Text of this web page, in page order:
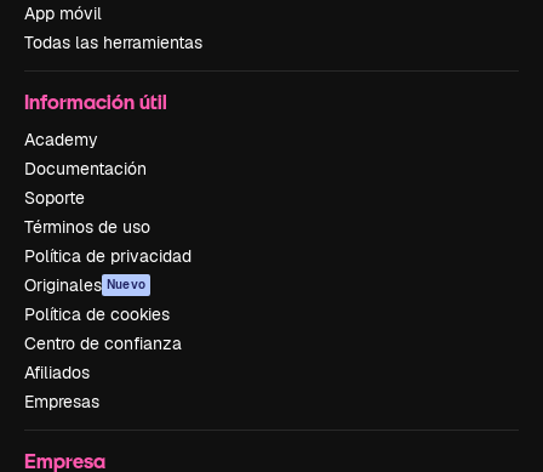
App móvil
Todas las herramientas
Información útil
Academy
Documentación
Soporte
Términos de uso
Política de privacidad
Originales Nuevo
Política de cookies
Centro de confianza
Afiliados
Empresas
Empresa